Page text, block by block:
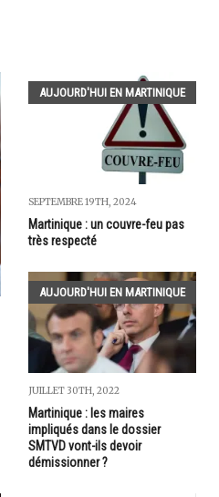
AUJOURD'HUI EN MARTINIQUE
SEPTEMBRE 19TH, 2024
Martinique : un couvre-feu pas
très respecté
AUJOURD'HUI EN MARTINIQUE
JUILLET 30TH, 2022
Martinique : les maires
impliqués dans le dossier
SMTVD vont-ils devoir
démissionner ?